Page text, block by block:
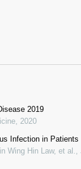
2019
2020
Infection in
Wing Hin Law, et al.